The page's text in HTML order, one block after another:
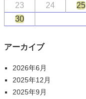
23
24 25
30
アーカイブ
2026年6月
2025年12月
2025年9月